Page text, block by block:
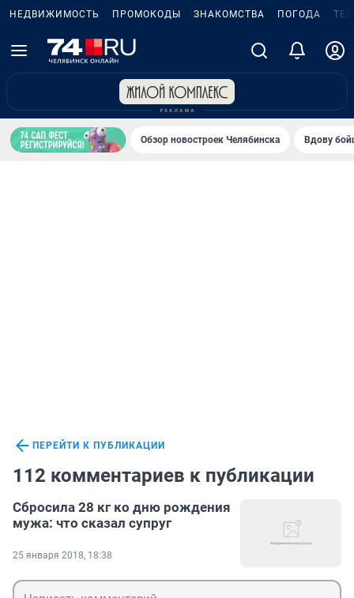
НЕДВИЖИМОСТЬ ПРОМОКОДЫ ЗНАКОМСТВА ПОГОДА
Обзор новостроек Челябинска Вдову
ПЕРЕЙТИ К ПУБЛИКАЦИИ
112 комментариев к публикации
Сбросила 28 кг ко дню рождения
мужа: что сказал супруг
25 января 2018, 18:38